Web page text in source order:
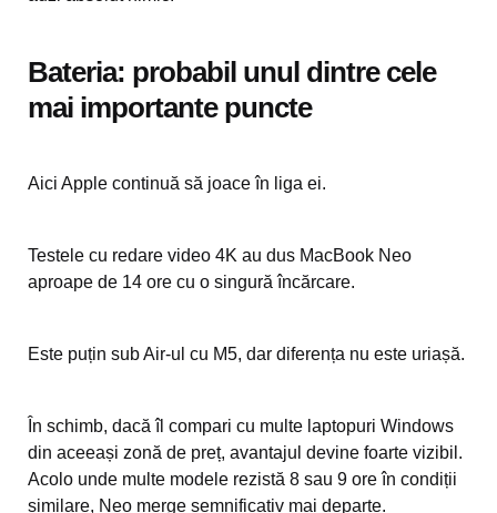
Bateria: probabil unul dintre cele
mai importante puncte
Aici Apple continuă să joace în liga ei.
Testele cu redare video 4K au dus MacBook Neo
aproape de 14 ore cu o singură încărcare.
Este puțin sub Air-ul cu M5, dar diferența nu este uriașă.
În schimb, dacă îl compari cu multe laptopuri Windows
din aceeași zonă de preț, avantajul devine foarte vizibil.
Acolo unde multe modele rezistă 8 sau 9 ore în condiții
similare, Neo merge semnificativ mai departe.